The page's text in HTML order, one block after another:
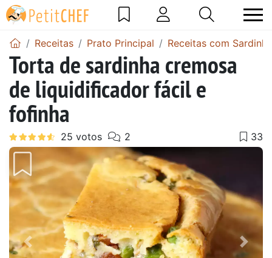
Receitas Prato Principal Receitas com Sardinha
Torta de sardinha cremosa
de liquidificador fácil e
fofinha
Anterior Next